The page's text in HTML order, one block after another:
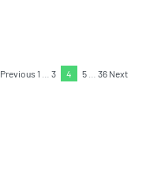
Site
Previous Page
1 Page
3 Page
4 Page
5 Page
36 Next